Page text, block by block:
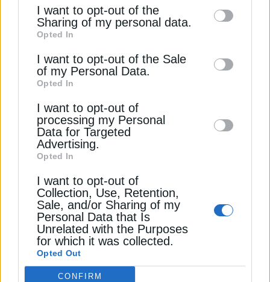
information by third parties on the IAB’s list
of downstream participants. This
information may also be disclosed by us to
third parties on theIAB’s List of
Downstream Participants
disclose it to other third parties.
I want to opt-out of the
Sharing of my personal data.
Opted In
I want to opt-out of the Sale
of my Personal Data.
Opted In
I want to opt-out of
processing my Personal
Data for Targeted
Advertising.
Opted In
I want to opt-out of
Collection, Use, Retention,
Sale, and/or Sharing of my
Personal Data that Is
Unrelated with the Purposes
for which it was collected.
Opted Out
CONFIRM
Αυτό είναι το ιδανικό χρώμα στις
κουρτίνες που μπλοκάρουν τον ήλιο και τη
ζέστη – Ιδανικό για καύσωνα
10 Ιουλίου 2026
ΠΕΤΡΕΛΑΙΟ
Fuel Pass 2026: Δείτε πώς μπορείτε να
πληρωθείτε πριν από το Πάσχα